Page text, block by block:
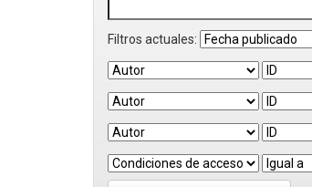
Filtros actuales: